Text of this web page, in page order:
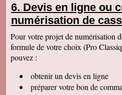
Merci.
Bernard D
Hervé L
J'ai bien reçu le colis.
Christophe M.
Nous avons bien reçu les
Devis en ligne ou
numérisation de
Pour votre projet de numérisation
formule de votre choix (Pro
pouvez :
obtenir un devis en ligne
préparer votre bon de